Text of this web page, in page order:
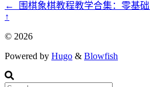
← 围棋象棋教程教学合集：零基
↑
© 2026
Powered by Hugo & Blowfish